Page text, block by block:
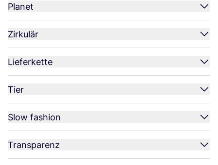
Planet
Zirkulär
Lieferkette
Tier
Slow fashion
Transparenz